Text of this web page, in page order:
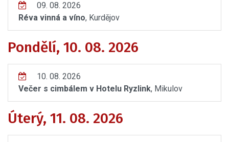
09. 08. 2026
Réva vinná a víno, Kurdějov
Pondělí, 10. 08. 2026
10. 08. 2026
Večer s cimbálem v Hotelu Ryzlink, Mikulov
Úterý, 11. 08. 2026